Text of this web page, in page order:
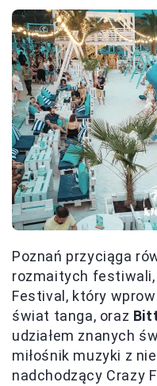
Poznań przyciąga
rozmaitych
Festival, który
świat tanga, oraz
udziałem znanych
miłośnik muzyki z
nadchodzący Crazy